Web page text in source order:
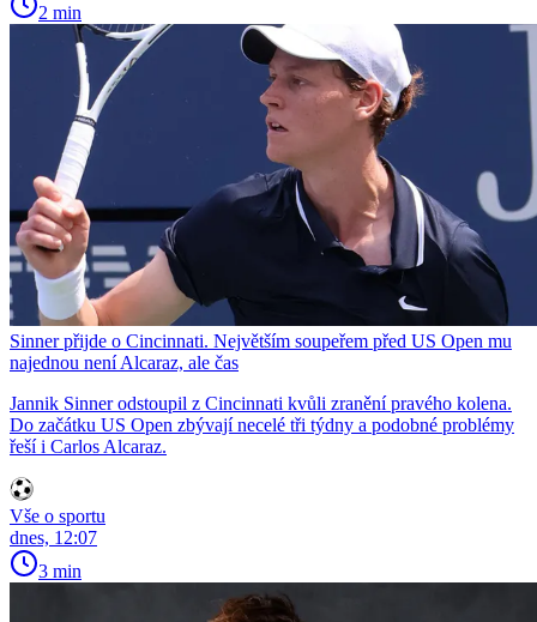
2 min
Sinner přijde o Cincinnati. Největším soupeřem před US Open mu
najednou není Alcaraz, ale čas
Jannik Sinner odstoupil z Cincinnati kvůli zranění pravého kolena.
Do začátku US Open zbývají necelé tři týdny a podobné problémy
řeší i Carlos Alcaraz.
Vše o sportu
dnes, 12:07
3 min